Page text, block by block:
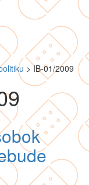
>IB-01/2009